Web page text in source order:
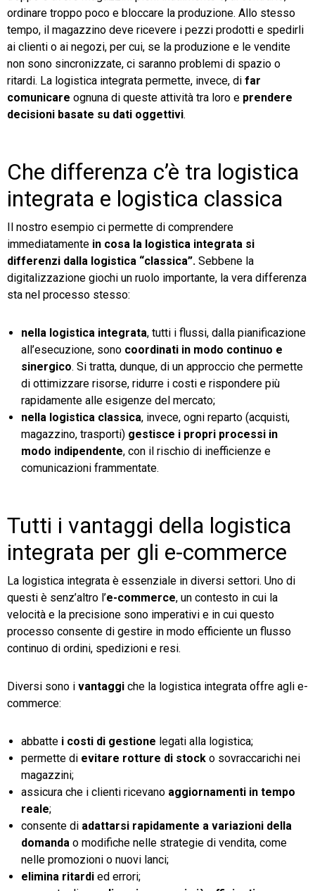
ordinare troppo poco e bloccare la produzione. Allo stesso
tempo, il magazzino deve ricevere i pezzi prodotti e spedirli
ai clienti o ai negozi, per cui, se la produzione e le vendite
non sono sincronizzate, ci saranno problemi di spazio o
ritardi. La logistica integrata permette, invece, di far
comunicare ognuna di queste attività tra loro e prendere
decisioni basate su dati oggettivi.
Che differenza c’è tra logistica
integrata e logistica classica
Il nostro esempio ci permette di comprendere
immediatamente in cosa la logistica integrata si
differenzi dalla logistica “classica”. Sebbene la
digitalizzazione giochi un ruolo importante, la vera differenza
sta nel processo stesso:
nella logistica integrata, tutti i flussi, dalla pianificazione
all’esecuzione, sono coordinati in modo continuo e
sinergico. Si tratta, dunque, di un approccio che permette
di ottimizzare risorse, ridurre i costi e rispondere più
rapidamente alle esigenze del mercato;
nella logistica classica, invece, ogni reparto (acquisti,
magazzino, trasporti) gestisce i propri processi in
modo indipendente, con il rischio di inefficienze e
comunicazioni frammentate.
Tutti i vantaggi della logistica
integrata per gli e-commerce
La logistica integrata è essenziale in diversi settori. Uno di
questi è senz’altro l’e-commerce, un contesto in cui la
velocità e la precisione sono imperativi e in cui questo
processo consente di gestire in modo efficiente un flusso
continuo di ordini, spedizioni e resi.
Diversi sono i vantaggi che la logistica integrata offre agli e-
commerce:
abbatte i costi di gestione legati alla logistica;
permette di evitare rotture di stock o sovraccarichi nei
magazzini;
assicura che i clienti ricevano aggiornamenti in tempo
reale;
consente di adattarsi rapidamente a variazioni della
domanda o modifiche nelle strategie di vendita, come
nelle promozioni o nuovi lanci;
elimina ritardi ed errori;